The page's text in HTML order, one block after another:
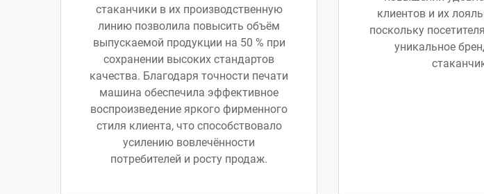
стаканчики в их производственную
линию позволила повысить объём
выпускаемой продукции на 50 % при
сохранении высоких стандартов
качества. Благодаря точности печати
машина обеспечила эффективное
воспроизведение яркого фирменного
стиля клиента, что способствовало
усилению вовлечённости
потребителей и росту продаж.
клиентов и их
поскольку
уникальное